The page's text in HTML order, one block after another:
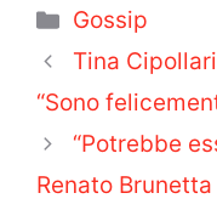
Categorie
Gossip
Tina
“Sono
“Potrebbe
Renato